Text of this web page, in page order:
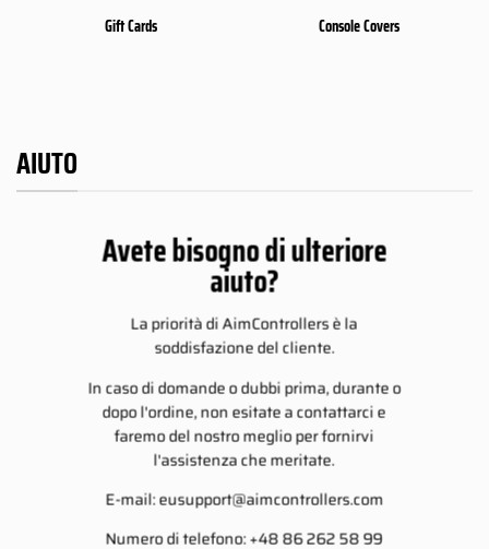
Gift Cards Console Covers
AIUTO
Avete bisogno di ulteriore
aiuto?
La priorità di AimControllers è la
soddisfazione del cliente.
In caso di domande o dubbi prima, durante o
dopo l'ordine, non esitate a contattarci e
faremo del nostro meglio per fornirvi
l'assistenza che meritate.
E-mail:eusupport@aimcontrollers.com
Numero di telefono: +48 86 262 58 99